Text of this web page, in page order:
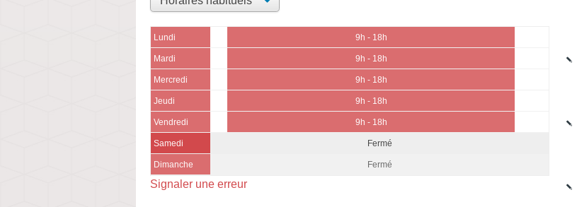
Lundi 9h - 18h
Mardi 9h - 18h
Mercredi 9h - 18h
Jeudi 9h - 18h
Vendredi 9h - 18h
Samedi Fermé
Dimanche Fermé
Signaler une erreur